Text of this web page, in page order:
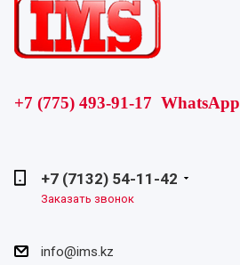
+7 (775) 493-91-17 WhatsApp
+7 (7132) 54-11-42
Заказать звонок
info@ims.kz